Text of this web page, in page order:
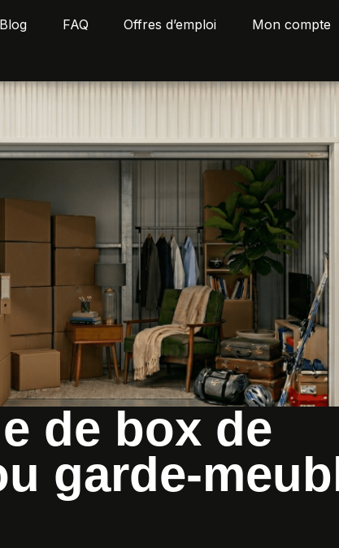
Blog FAQ Offres d’emploi Mon compte
de box de
garde-